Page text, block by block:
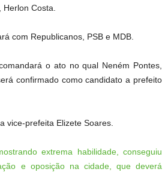
Herlon Costa.
com Republicanos, PSB e MDB.
o ato no qual Neném Pontes,
confirmado como candidato a prefeito
vice-prefeita Elizete Soares.
extrema habilidade, conseguiu
e oposição na cidade, que deverá